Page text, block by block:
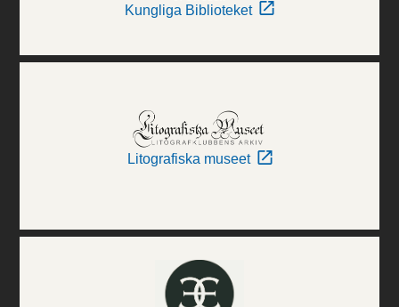
Kungliga Biblioteket
Litografiska museet